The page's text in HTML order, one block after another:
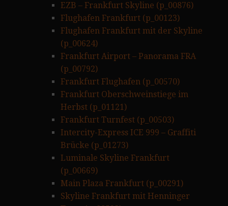
EZB – Frankfurt Skyline (p_00876)
Flughafen Frankfurt (p_00123)
Flughafen Frankfurt mit der Skyline
(p_00624)
Frankfurt Airport – Panorama FRA
(p_00792)
Frankfurt Flughafen (p_00570)
Frankfurt Oberschweinstiege im
Herbst (p_01121)
Frankfurt Turnfest (p_00503)
Intercity-Express ICE 999 – Graffiti
Brücke (p_01273)
Luminale Skyline Frankfurt
(p_00669)
Main Plaza Frankfurt (p_00291)
Skyline Frankfurt mit Henninger